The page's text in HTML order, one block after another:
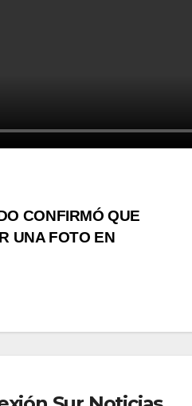
CONFIRMÓ QUE
UNA FOTO EN